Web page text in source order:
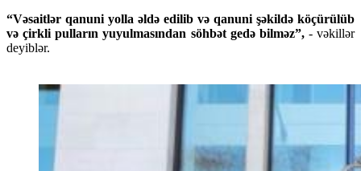
“Vəsaitlər qanuni yolla əldə edilib və qanuni şəkildə köçürülüb
və çirkli pulların yuyulmasından söhbət gedə bilməz”,- vəkillər
deyiblər.